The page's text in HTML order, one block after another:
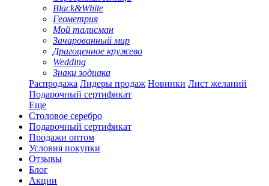
Black&White
Геометрия
Мой талисман
Зачарованный мир
Драгоценное кружево
Wedding
Знаки зодиака
Распродажа Лидеры продаж Новинки Лист желаний
Подарочный сертификат
Еще
Столовое серебро
Подарочный сертификат
Продажи оптом
Условия покупки
Отзывы
Блог
Акции